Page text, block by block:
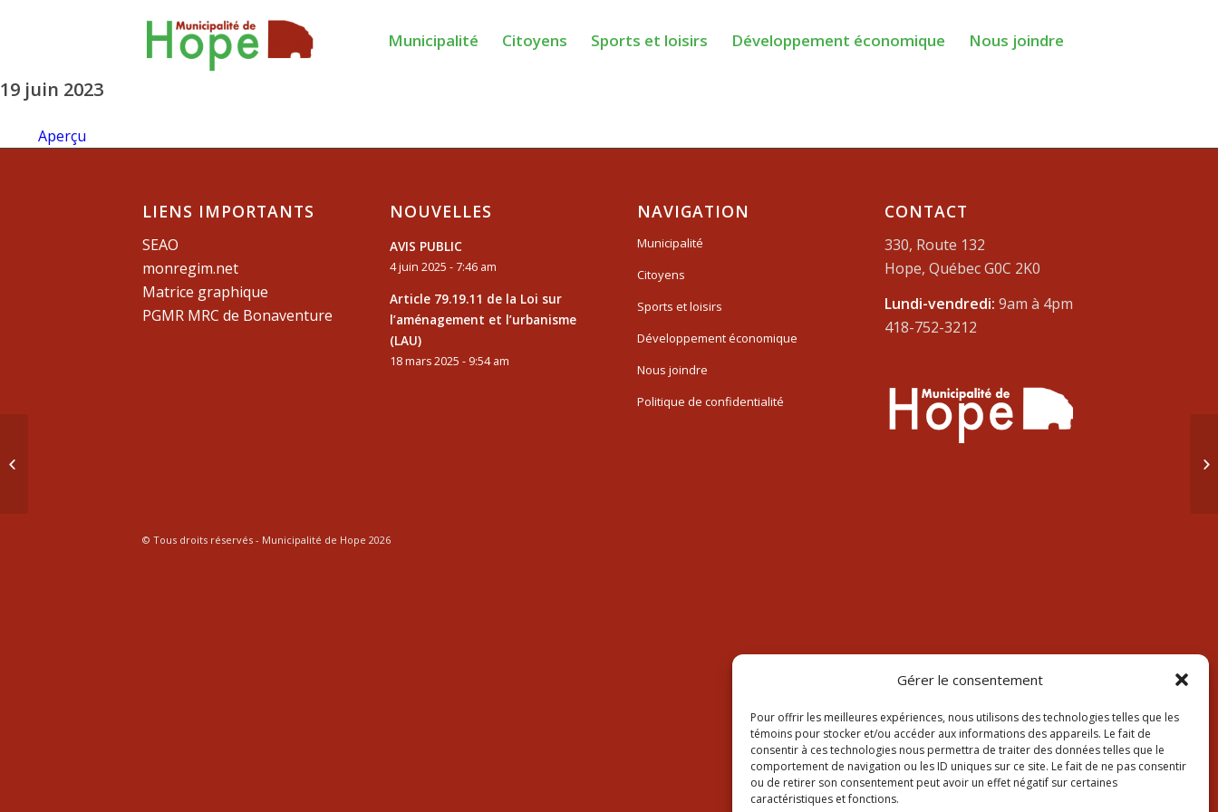
Gérer le consentement
Pour offrir les meilleures expériences, nous utilisons des technologies telles que les
témoins pour stocker et/ou accéder aux informations des appareils. Le fait de
consentir à ces technologies nous permettra de traiter des données telles que le
comportement de navigation ou les ID uniques sur ce site. Le fait de ne pas consentir
ou de retirer son consentement peut avoir un effet négatif sur certaines
caractéristiques et fonctions.
Municipalité Citoyens Sports et loisirs Développement économique Nous joindre
19 juin 2023
Aperçu
LIENS IMPORTANTS
SEAO
monregim.net
Matrice graphique
PGMR MRC de Bonaventure
NOUVELLES
AVIS PUBLIC
4 juin 2025 - 7:46 am
Article 79.19.11 de la Loi sur
l’aménagement et l’urbanisme
(LAU)
18 mars 2025 - 9:54 am
NAVIGATION
Municipalité
Citoyens
Sports et loisirs
Développement économique
Nous joindre
Politique de confidentialité
CONTACT
330, Route 132
Hope, Québec G0C 2K0
Lundi-vendredi: 9am à 4pm
418-752-3212
© Tous droits réservés - Municipalité de Hope 2026